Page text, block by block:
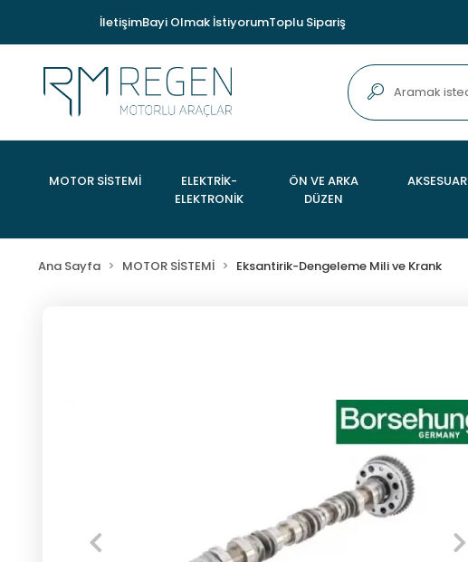
İletişimBayi Olmak İstiyorumToplu Sipariş
MOTOR SİSTEMİ
ELEKTRİK-
ELEKTRONİK
ÖN VE ARKA
DÜZEN
AKSESUAR
Ana Sayfa MOTOR SİSTEMİ Eksantirik-Dengeleme Mili ve Krank